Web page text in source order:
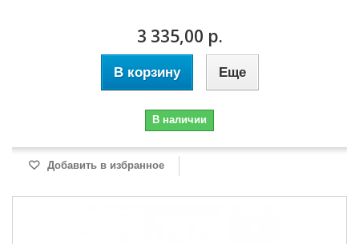
3 335,00 р.
В корзину Еще
В наличии
Добавить в избранное